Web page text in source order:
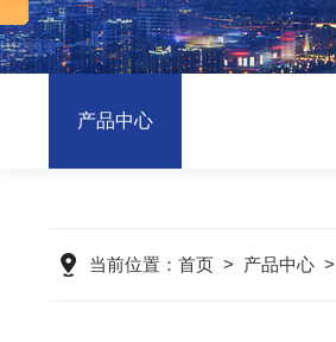
产品中心
当前位置： 首页> 产品中心>